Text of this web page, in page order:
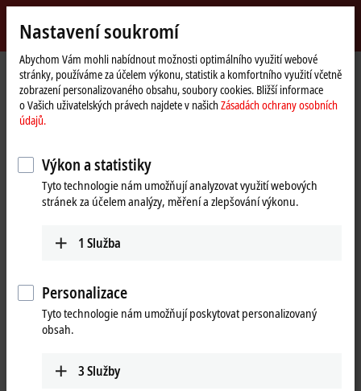
Beckhoff
-
New
Automation
Technology
Domovská
stránka
Products IPC Embedded PCs Accessories
Embedded PCs accessories
Tabular product overview
accessory parts shown here are tested and optimized for our products.
25 items
Reset all filter values
Nastavení soukromí
Abychom Vám mohli nabídnout možnosti optimálního využití webové
stránky, používáme za účelem výkonu, statistik a komfortního využití včetně
zobrazení personalizovaného obsahu, soubory cookies. Bližší informace
o Vašich uživatelských právech najdete v našichZásadách ochrany osobních
údajů.
Výkon a statistiky
Tyto technologie nám umožňují analyzovat využití webových
stránek za účelem analýzy, měření a zlepšování výkonu.
1 Služba
Personalizace
Tyto technologie nám umožňují poskytovat personalizovaný
obsah.
3Služby